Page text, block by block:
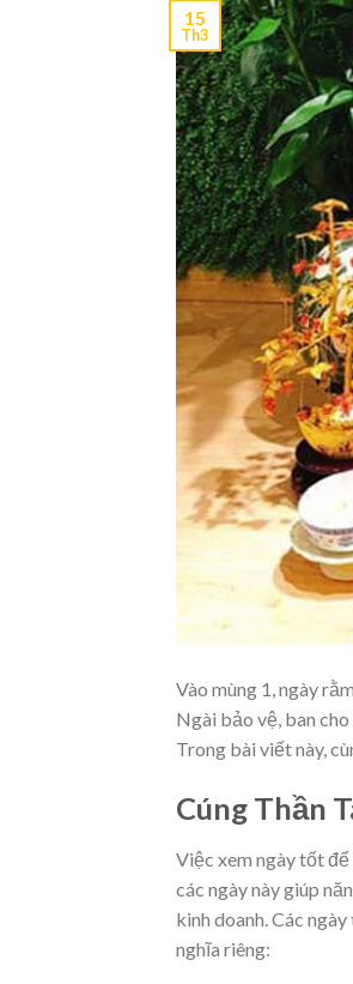
15
Th3
Vào mùng 1, ngày
Ngài bảo vệ, ban
Trong bài viết này,
Cúng Thần
Việc xem ngày tốt để
các ngày này giúp
kinh doanh. Các
nghĩa riêng: